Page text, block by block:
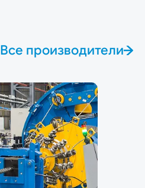
Все производители